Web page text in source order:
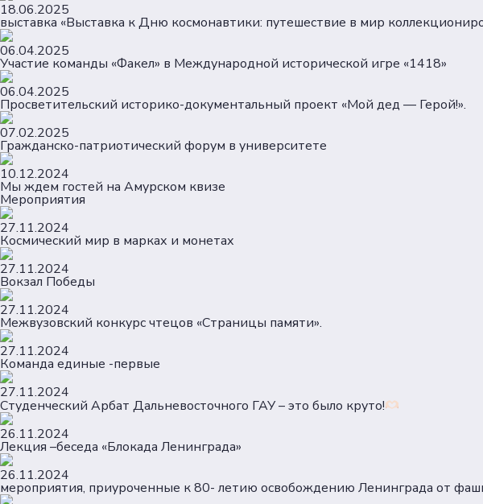
18.06.2025
выставка «Выставка к Дню космонавтики: путешествие в мир
06.04.2025
Участие команды «Факел» в Международной исторической игре «1418»
06.04.2025
Просветительский историко-документальный проект «Мой дед — Герой!».
07.02.2025
Гражданско-патриотический форум в университете
10.12.2024
Мы ждем гостей на Амурском квизе
Мероприятия
27.11.2024
Космический мир в марках и монетах
27.11.2024
Вокзал Победы
27.11.2024
Межвузовский конкурс чтецов «Страницы памяти».
27.11.2024
Команда единые -первые
27.11.2024
Студенческий Арбат Дальневосточного ГАУ – это было круто!
26.11.2024
Лекция –беседа «Блокада Ленинграда»
26.11.2024
мероприятия, приуроченные к 80- летию освобождению Ленинграда от